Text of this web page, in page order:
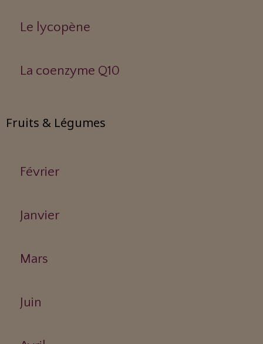
Le lycopène
La coenzyme Q10
Fruits & Légumes
Février
Janvier
Mars
Juin